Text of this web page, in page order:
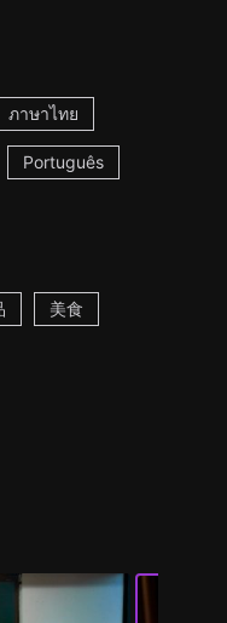
ภาษาไทย
Português
美食